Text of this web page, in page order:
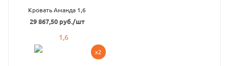
Кровать Аманда 1,6
29 867,50руб./шт
x2